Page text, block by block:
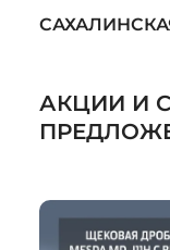
АКЦИИ И